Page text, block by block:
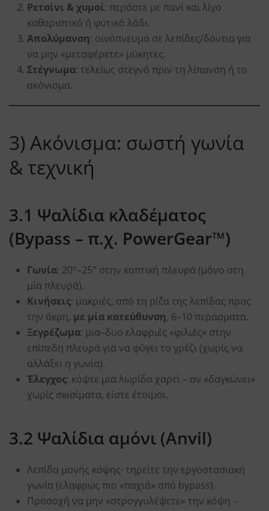
Ρετσίνι & χυμοί: περάστε με πανί και λίγο
καθαριστικό ή φυτικό λάδι.
Απολύμανση: οινόπνευμα σε λεπίδες/δόντια για
να μην «μεταφέρετε» μύκητες.
Στέγνωμα: τελείως στεγνό πριν τη λίπανση ή το
ακόνισμα.
3) Ακόνισμα: σωστή γωνία
& τεχνική
3.1 Ψαλίδια κλαδέματος
(Bypass – π.χ. PowerGear™)
Γωνία: 20°–25° στην κοπτική πλευρά (μόνο στη
μία πλευρά).
Κινήσεις: μακριές, από τη ρίζα της λεπίδας προς
την άκρη, με μία κατεύθυνση, 6–10 περάσματα.
Ξεγρέζωμα: μια–δυο ελαφριές «φιλιές» στην
επίπεδη πλευρά για να φύγει το γρέζι (χωρίς να
αλλάξει η γωνία).
Έλεγχος: κόψτε μια λωρίδα χαρτί – αν «δαγκώνει»
χωρίς σκισίματα, είστε έτοιμοι.
3.2 Ψαλίδια αμόνι (Anvil)
Λεπίδα μονής κόψης∙ τηρείτε την εργοστασιακή
γωνία (ελαφρώς πιο «παχιά» από bypass).
Προσοχή να μην «στρογγυλέψετε» την κόψη –